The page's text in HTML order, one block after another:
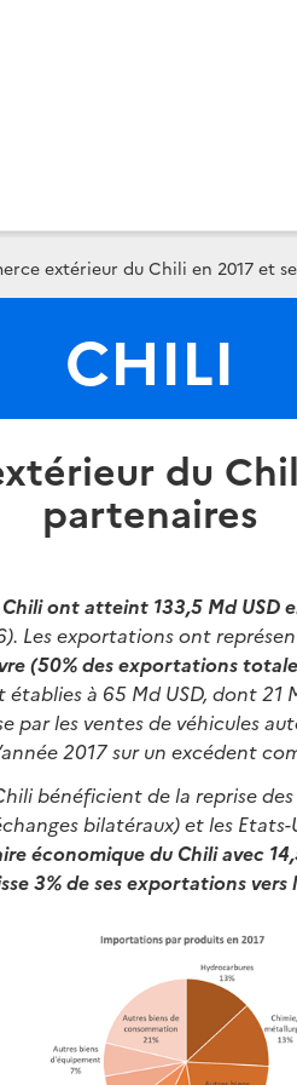
extérieur du Chili en 2017 et
CHILI
du
partenaires
ont atteint 133,5 Md USD
Les exportations ont
(50% des exportations
à 65 Md USD, dont 21
par les ventes de véhicules
2017 sur un excédent
bénéficient de la reprise
bilatéraux) et les Etats-
économique du Chili avec
3% de ses exportations vers